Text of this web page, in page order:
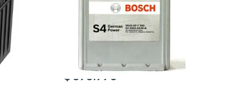
$ 393.990